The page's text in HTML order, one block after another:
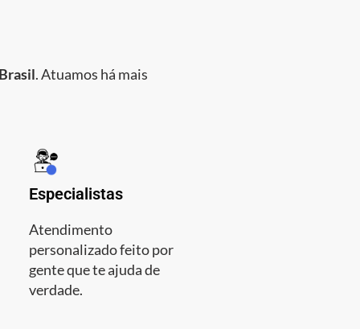
. Atuamos há mais
Especialistas
Atendimento
personalizado feito por
gente que te ajuda de
verdade.